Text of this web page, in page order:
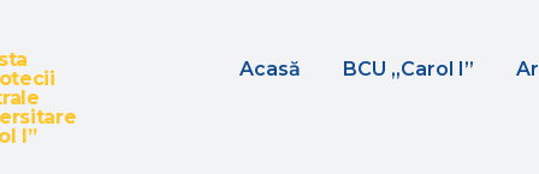
I”
Acasă BCU „Carol I”